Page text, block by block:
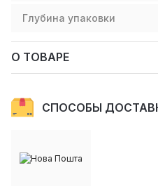
Глубина упаковки
О ТОВАРЕ
СПОСОБЫ